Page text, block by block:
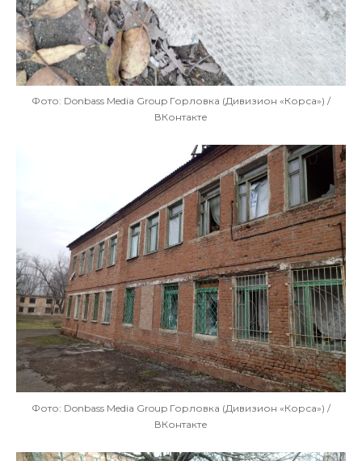
Фото: Donbass Media Group Горловка (Дивизион «Корса») /
ВКонтакте
Фото: Donbass Media Group Горловка (Дивизион «Корса») /
ВКонтакте